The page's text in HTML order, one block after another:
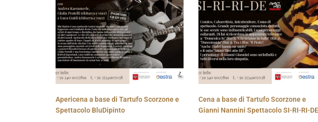
Apericena a base di Tartufo Scorzone e
Spettacolo BluDipinto
Cena a base di Tartufo Scorzone e
Gianni Nannini Spettacolo SI-RI-RI-DE